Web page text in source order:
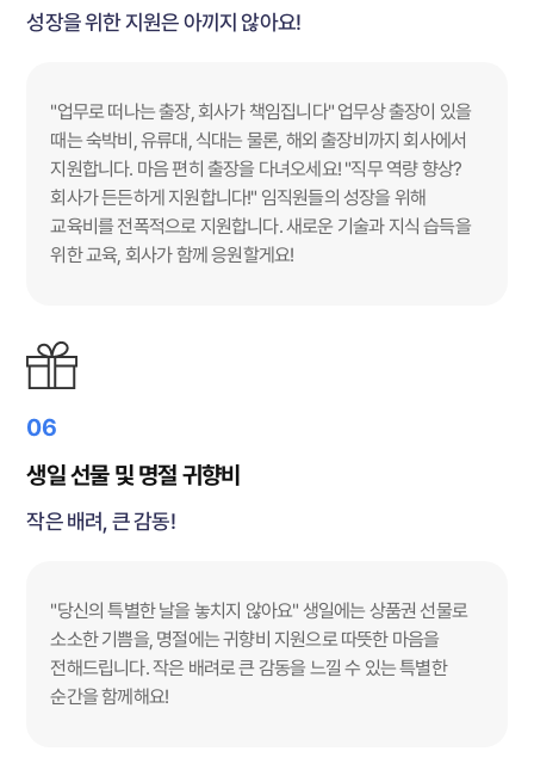
성장을 위한 지원은 아끼지 않아요!
"업무로 떠나는 출장, 회사가 책임집니다" 업무상 출장이 있을
때는 숙박비, 유류대, 식대는 물론, 해외 출장비까지 회사에서
지원합니다. 마음 편히 출장을 다녀오세요! "직무 역량 향상?
회사가 든든하게 지원합니다!" 임직원들의 성장을 위해
교육비를 전폭적으로 지원합니다. 새로운 기술과 지식 습득을
위한 교육, 회사가 함께 응원할게요!
06
생일 선물 및 명절 귀향비
작은 배려, 큰 감동!
"당신의 특별한 날을 놓치지 않아요" 생일에는 상품권 선물로
소소한 기쁨을, 명절에는 귀향비 지원으로 따뜻한 마음을
전해드립니다. 작은 배려로 큰 감동을 느낄 수 있는 특별한
순간을 함께해요!